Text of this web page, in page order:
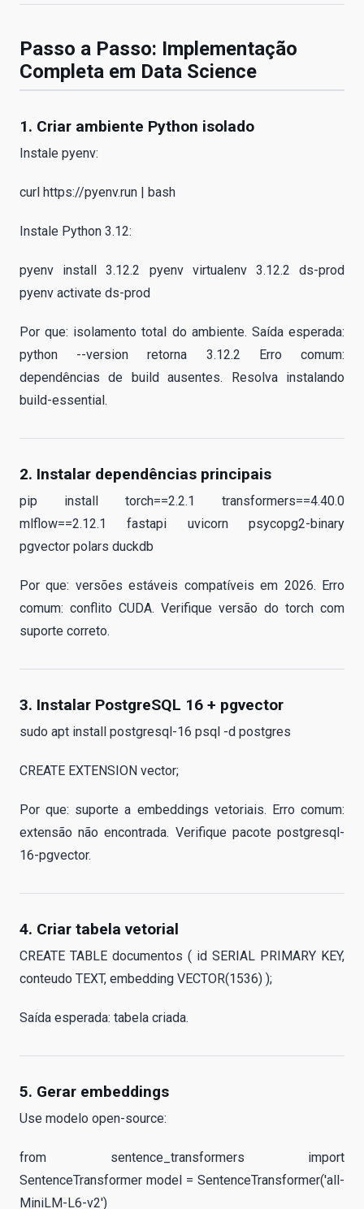
Passo a Passo: Implementação
Completa em Data Science
1. Criar ambiente Python isolado
Instale pyenv:
curl https://pyenv.run | bash
Instale Python 3.12:
pyenv install 3.12.2 pyenv virtualenv 3.12.2 ds-prod
pyenv activate ds-prod
Por que: isolamento total do ambiente. Saída esperada:
python --version retorna 3.12.2 Erro comum:
dependências de build ausentes. Resolva instalando
build-essential.
2. Instalar dependências principais
pip install torch==2.2.1 transformers==4.40.0
mlflow==2.12.1 fastapi uvicorn psycopg2-binary
pgvector polars duckdb
Por que: versões estáveis compatíveis em 2026. Erro
comum: conflito CUDA. Verifique versão do torch com
suporte correto.
3. Instalar PostgreSQL 16 + pgvector
sudo apt install postgresql-16 psql -d postgres
CREATE EXTENSION vector;
Por que: suporte a embeddings vetoriais. Erro comum:
extensão não encontrada. Verifique pacote postgresql-
16-pgvector.
4. Criar tabela vetorial
CREATE TABLE documentos ( id SERIAL PRIMARY KEY,
conteudo TEXT, embedding VECTOR(1536) );
Saída esperada: tabela criada.
5. Gerar embeddings
Use modelo open-source:
from sentence_transformers import
SentenceTransformer model = SentenceTransformer('all-
MiniLM-L6-v2')